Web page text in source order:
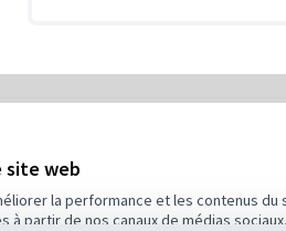
site web
la performance et les contenus
partir de nos canaux de médias sociaux.